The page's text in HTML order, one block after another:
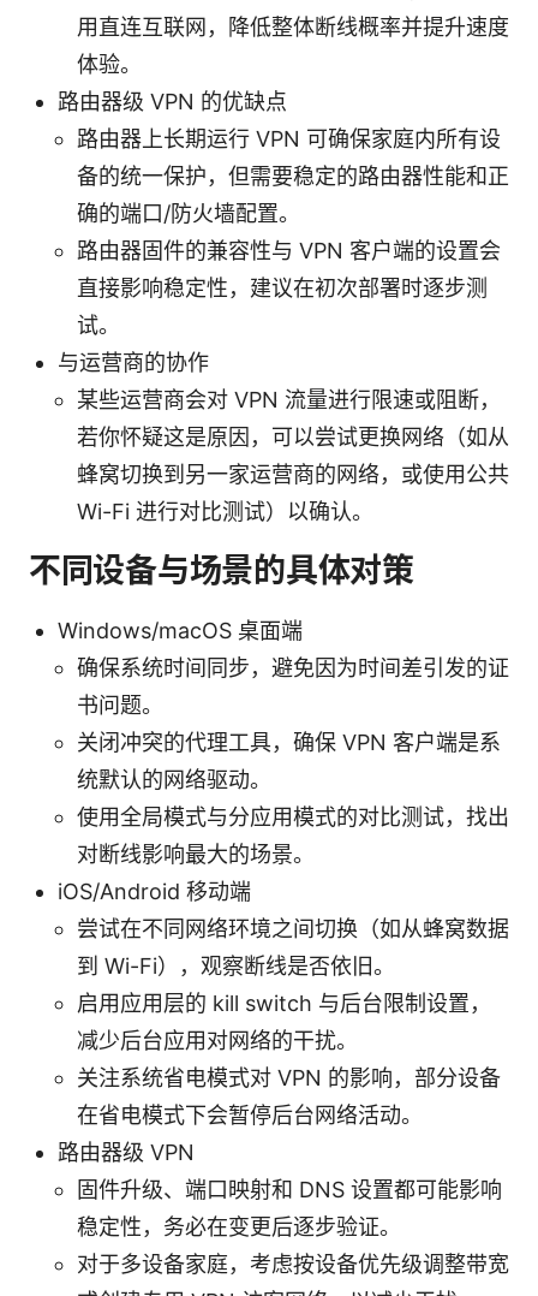
用直连互联网，降低整体断线概率并提升速度
体验。
路由器级 VPN 的优缺点
路由器上长期运行 VPN 可确保家庭内所有设
备的统一保护，但需要稳定的路由器性能和正
确的端口/防火墙配置。
路由器固件的兼容性与 VPN 客户端的设置会
直接影响稳定性，建议在初次部署时逐步测
试。
与运营商的协作
某些运营商会对 VPN 流量进行限速或阻断，
若你怀疑这是原因，可以尝试更换网络（如从
蜂窝切换到另一家运营商的网络，或使用公共
Wi-Fi 进行对比测试）以确认。
不同设备与场景的具体对策
Windows/macOS 桌面端
确保系统时间同步，避免因为时间差引发的证
书问题。
关闭冲突的代理工具，确保 VPN 客户端是系
统默认的网络驱动。
使用全局模式与分应用模式的对比测试，找出
对断线影响最大的场景。
iOS/Android 移动端
尝试在不同网络环境之间切换（如从蜂窝数据
到 Wi-Fi），观察断线是否依旧。
启用应用层的 kill switch 与后台限制设置，
减少后台应用对网络的干扰。
关注系统省电模式对 VPN 的影响，部分设备
在省电模式下会暂停后台网络活动。
路由器级 VPN
固件升级、端口映射和 DNS 设置都可能影响
稳定性，务必在变更后逐步验证。
对于多设备家庭，考虑按设备优先级调整带宽